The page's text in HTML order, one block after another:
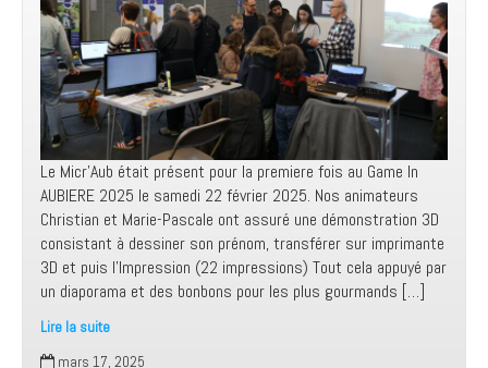
Le Micr’Aub était présent pour la premiere fois au Game In
AUBIERE 2025 le samedi 22 février 2025. Nos animateurs
Christian et Marie-Pascale ont assuré une démonstration 3D
consistant à dessiner son prénom, transférer sur imprimante
3D et puis l’Impression (22 impressions) Tout cela appuyé par
un diaporama et des bonbons pour les plus gourmands […]
Lire la suite
Game
mars 17, 2025